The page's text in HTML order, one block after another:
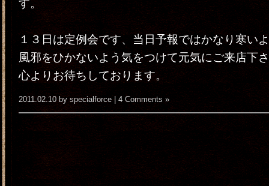
す。
１３日は定例会です、当日予報ではかなり寒い
風邪をひかないよう気をつけて元気にご来店下
心よりお待ちしております。
2011.02.10 by specialforce | 4 Comments »